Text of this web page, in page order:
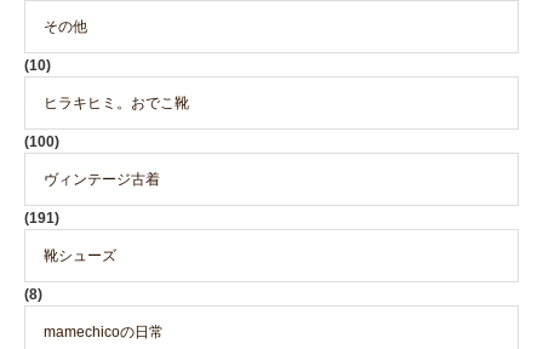
その他
(10)
ヒラキヒミ。おでこ靴
(100)
ヴィンテージ古着
(191)
靴シューズ
(8)
mamechicoの日常